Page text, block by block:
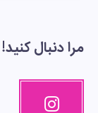
مرا دنبال کنید!